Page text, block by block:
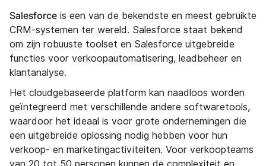
Salesforce is een van de bekendste en meest gebruikte
CRM-systemen ter wereld. Salesforce staat bekend
om zijn robuuste toolset en Salesforce uitgebreide
functies voor verkoopautomatisering, leadbeheer en
klantanalyse.
Het cloudgebaseerde platform kan naadloos worden
geïntegreerd met verschillende andere softwaretools,
waardoor het ideaal is voor grote ondernemingen die
een uitgebreide oplossing nodig hebben voor hun
verkoop- en marketingactiviteiten. Voor verkoopteams